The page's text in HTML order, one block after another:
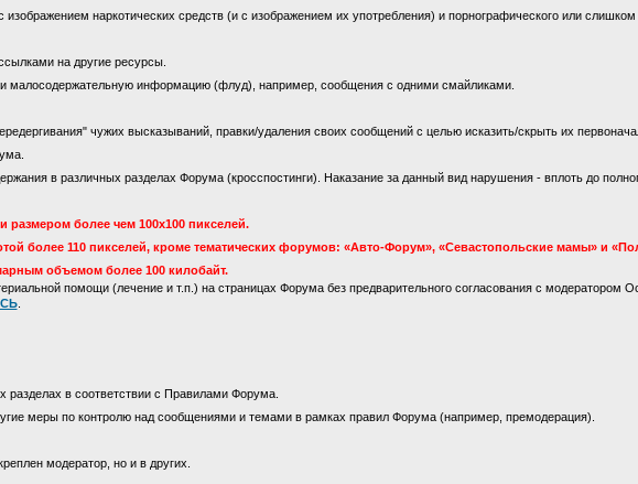
наркотических средств (и с изображением их употребления) и порнографического или слишком
на другие ресурсы.
информацию (флуд), например, сообщения с одними смайликами.
чужих высказываний, правки/удаления своих сообщений с целью исказить/скрыть их
в различных разделах Форума (кросспостинги). Наказание за данный вид нарушения - вплоть до
размером более чем 100х100 пикселей.
более 110 пикселей, кроме тематических форумов: «Авто-Форум», «Севастопольские мамы» и
объемом более 100 килобайт.
помощи (лечение и т.п.) на страницах Форума без предварительного согласования с модератором
.
в соответствии с Правилами Форума.
меры по контролю над сообщениями и темами в рамках правил Форума (например, премодерация).
модератор, но и в других.